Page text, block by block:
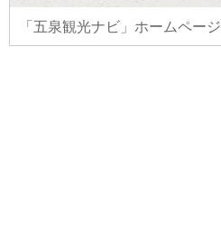
「五泉観光ナビ」ホームページ